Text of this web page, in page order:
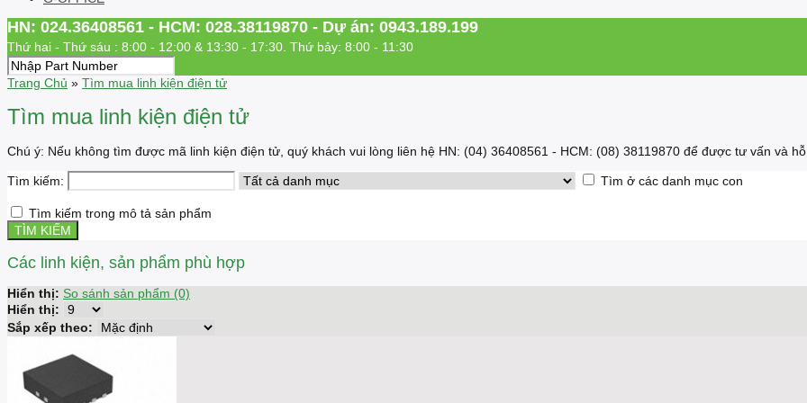
HN: 024.36408561 - HCM: 028.38119870 - Dự án: 0943.189.199
Thứ hai - Thứ sáu : 8:00 - 12:00 & 13:30 - 17:30. Thứ bảy: 8:00 - 11:30
Trang Chủ » Tìm mua linh kiện điện tử
Tìm mua linh kiện điện tử
Chú ý: Nếu không tìm được mã linh kiện điện tử, quý khách vui lòng liên hệ HN: (04) 36408561 - HCM: (08) 38119870 để được tư vấn và
Tìm kiếm: Tìm ở các danh mục con
Tìm kiếm trong mô tả sản phẩm
Các linh kiện, sản phẩm phù hợp
Hiển thị: So sánh sản phẩm (0)
Hiển thị:
Sắp xếp theo: